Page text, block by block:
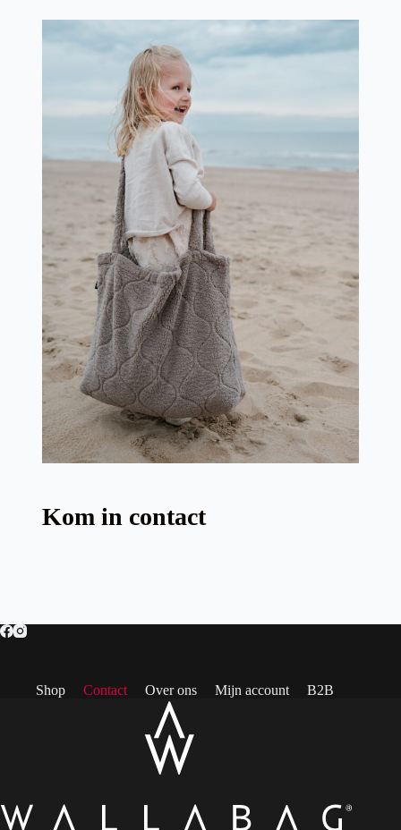
Kom in contact
Shop Contact Over ons Mijn account B2B